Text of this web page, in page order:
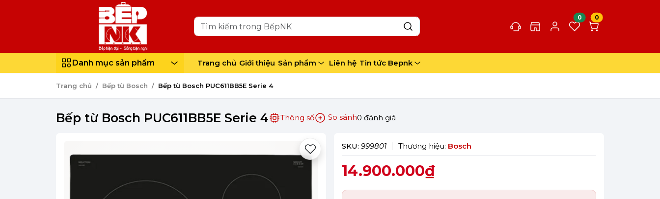
0 0
Danh mục sản phẩm Trang chủ Giới thiệu Sản phẩm Liên hệ Tin tức Bepnk
Trang chủ Bếp từ Bosch Bếp từ Bosch PUC611BB5E Serie 4
Bếp từ Bosch PUC611BB5E Serie 4 Thông số So sánh0 đánh giá
SKU: 999801 Thương hiệu: Bosch
14.900.000₫